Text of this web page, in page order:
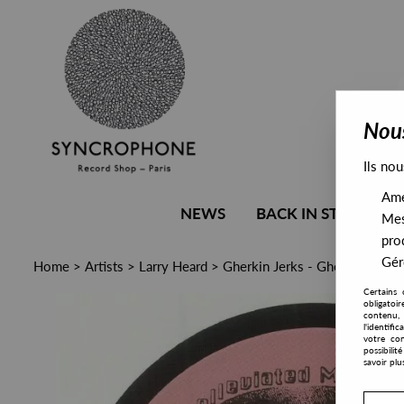
NEWS BACK IN STOCK
Home > Artists > Larry Heard > Gherkin Jerks - Gherkin Jerks
Ils
Certains
contenu,
votre
savoir